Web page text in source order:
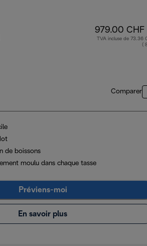
979.00 CHF
TVA incluse de 73.36
(
Comparer
de boissons
moulu dans chaque tasse
Préviens-moi
En savoir plus